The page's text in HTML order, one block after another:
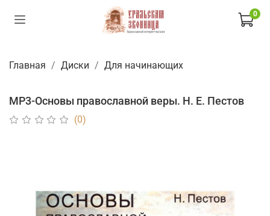
0
Главная Диски Для начинающих
МР3-Основы православной веры. Н. Е. Пестов
(0)